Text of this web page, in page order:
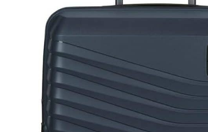
dos en EVA
respirante
confort
même
longues
port. Les
rembourrées
mousse
réduisent la
pour homme permet de connecter une
l'intérieur du sac à dos business pour
fourni), sans avoir à ouvrir le sac à dos